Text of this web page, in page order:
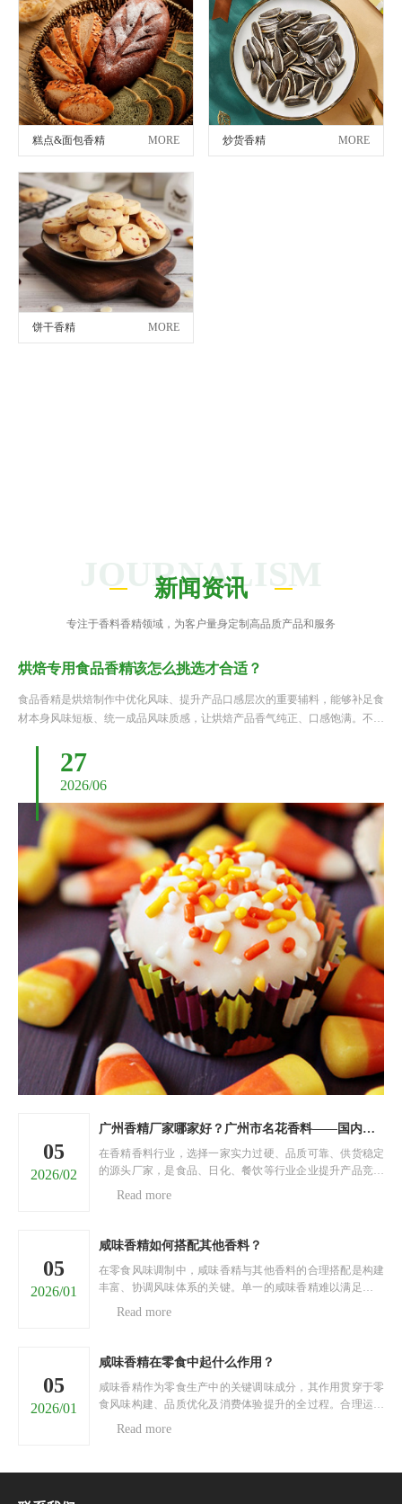
糕点&面包香精 MORE 炒货香精 MORE
饼干香精 MORE
JOURNALISM
新闻资讯
专注于香料香精领域，为客户量身定制高品质产品和服务
烘焙专用食品香精该怎么挑选才合适？
食品香精是烘焙制作中优化风味、提升产品口感层次的重要辅料，能够补足食
材本身风味短板、统一成品风味质感，让烘焙产品香气纯正、口感饱满。不同
时要适配面包、蛋糕、点心等不同烘焙品类的风味调性。很多制作......
27
2026/06
05
2026/02
广州香精厂家哪家好？广州市名花香料——国内香精源头直供厂家
在香精香料行业，选择一家实力过硬、品质可靠、供货稳定
的源头厂家，是食品、日化、餐饮等行业企业提升产品竞争
推荐......
Read more
05
2026/01
咸味香精如何搭配其他香料？
在零食风味调制中，咸味香精与其他香料的合理搭配是构建
丰富、协调风味体系的关键。单一的咸味香精难以满足消费
的搭......
Read more
05
2026/01
咸味香精在零食中起什么作用？
咸味香精作为零食生产中的关键调味成分，其作用贯穿于零
食风味构建、品质优化及消费体验提升的全过程。合理运用
核......
Read more